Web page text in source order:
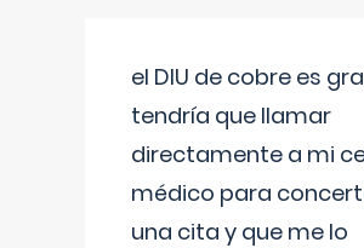
el DIU de cobre es
tendría que llamar
directamente a mi
médico para
una cita y que me lo